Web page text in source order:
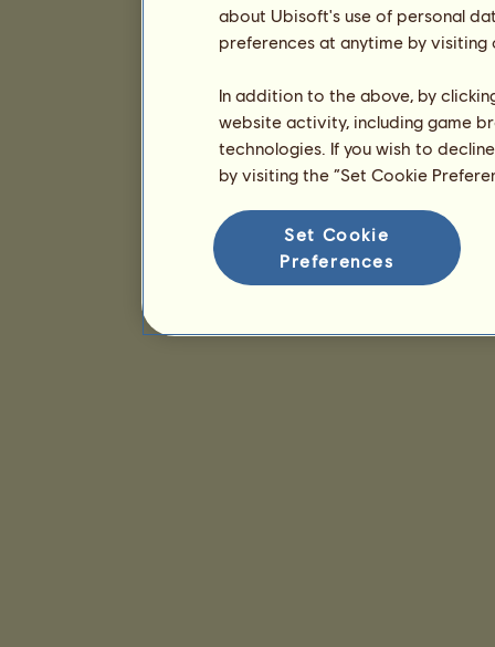
about Ubisoft's use of personal
preferences at anytime by
In addition to the above, by
website activity, including game
technologies. If you wish to
by visiting the “Set Cookie
Set Cookie
Preferences